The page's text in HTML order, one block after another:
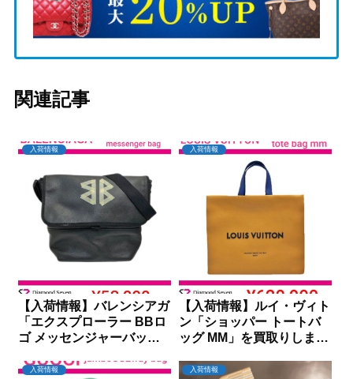
関連記事
入荷情報
【入荷情報】バレンシアガ
「エクスプローラー BBロ
ゴ メッセンジャーバッグ
た｜ダイヤモンドセブン
入荷情報
【入荷情報】ルイ・ヴィト
ン「ショッパー トートバ
ッグ MM」を買取りしまし
入荷情報 入荷情報